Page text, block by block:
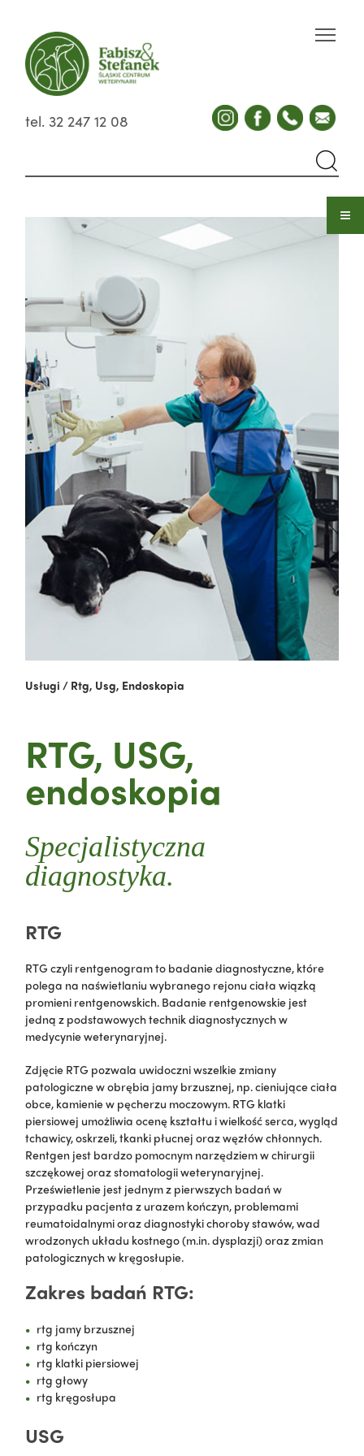
tel. 32 247 12 08
Usługi / Rtg, Usg, Endoskopia
RTG, USG,
endoskopia
Specjalistyczna
diagnostyka.
RTG
RTG czyli rentgenogram to badanie diagnostyczne, które
polega na naświetlaniu wybranego rejonu ciała wiązką
promieni rentgenowskich. Badanie rentgenowskie jest
jedną z podstawowych technik diagnostycznych w
medycynie weterynaryjnej.
Zdjęcie RTG pozwala uwidoczni wszelkie zmiany
patologiczne w obrębia jamy brzusznej, np. cieniujące ciała
obce, kamienie w pęcherzu moczowym. RTG klatki
piersiowej umożliwia ocenę kształtu i wielkość serca, wygląd
tchawicy, oskrzeli, tkanki płucnej oraz węzłów chłonnych.
Rentgen jest bardzo pomocnym narzędziem w chirurgii
szczękowej oraz stomatologii weterynaryjnej.
Prześwietlenie jest jednym z pierwszych badań w
przypadku pacjenta z urazem kończyn, problemami
reumatoidalnymi oraz diagnostyki choroby stawów, wad
wrodzonych układu kostnego (m.in. dysplazji) oraz zmian
patologicznych w kręgosłupie.
Zakres badań RTG:
rtg jamy brzusznej
rtg kończyn
rtg klatki piersiowej
rtg głowy
rtg kręgosłupa
USG